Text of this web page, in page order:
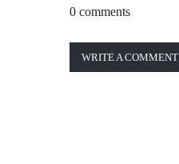
0 comments
WRITE A COMMENT